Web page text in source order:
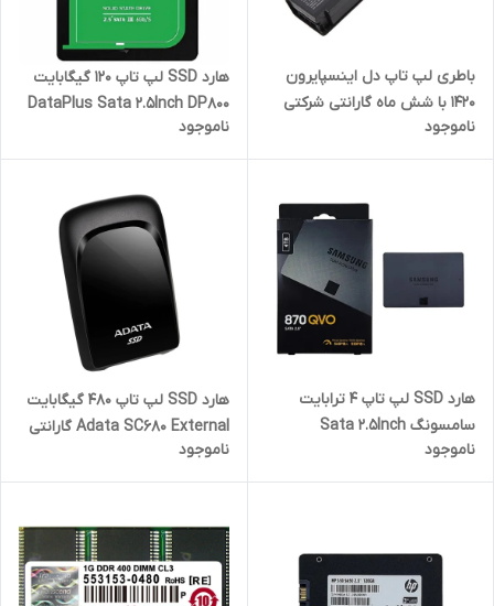
باطری لپ تاپ دل اینسپایرون
1420 با شش ماه گارانتی شرکتی
ناموجود
هارد SSD لپ تاپ 120 گیگابایت
DataPlus Sata 2.5Inch DP800
یکسال گارانتی
ناموجود
هارد SSD لپ تاپ 4 ترابایت
سامسونگ Sata 2.5Inch
QVO870 گارانتی آواژنگ
ناموجود
هارد SSD لپ تاپ 480 گیگابایت
Adata SC680 External گارانتی
آونگ
ناموجود